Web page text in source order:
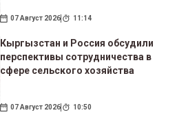
07 Август 2026 11:14
Кыргызстан и Россия обсудили
перспективы сотрудничества в
сфере сельского хозяйства
07 Август 2026 10:50